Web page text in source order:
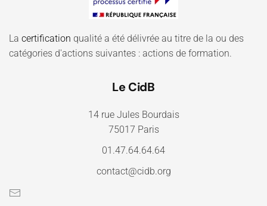
La certification qualité a été délivrée au titre de la ou des
catégories d'actions suivantes : actions de formation.
Le CidB
14 rue Jules Bourdais
75017 Paris
01.47.64.64.64
contact@cidb.org